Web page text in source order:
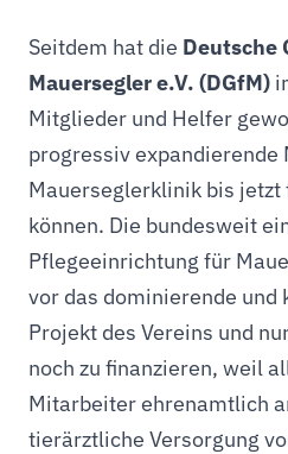
Seitdem hat die Deutsche
Mauersegler e.V. (DGfM)
Mitglieder und Helfer
progressiv
Mauerseglerklinik bis
können. Die bundesweit
Pflegeeinrichtung für
vor das dominierende und
Projekt des Vereins und
noch zu finanzieren, weil
Mitarbeiter ehrenamtlich
tierärztliche Versorgung